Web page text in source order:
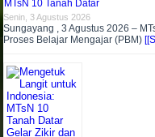
MTsN 10 Tanah Datar
Senin, 3 Agustus 2026
Sungayang , 3 Agustus 2026 –
Proses Belajar Mengajar (PBM)